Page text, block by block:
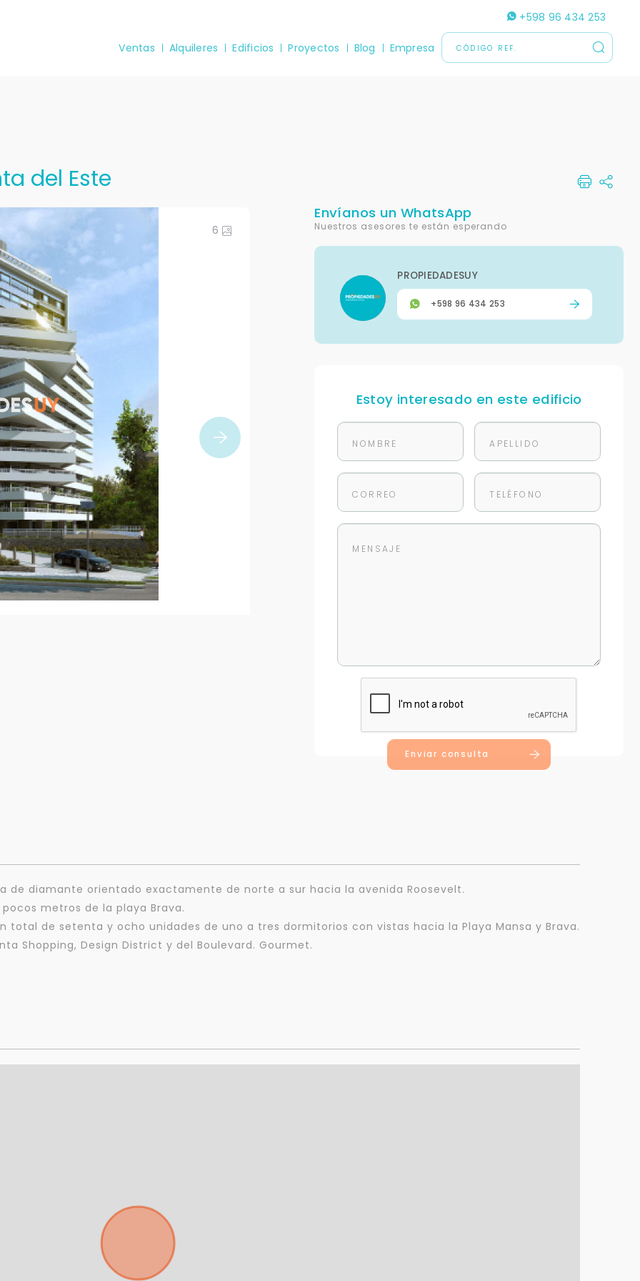
+598 96 434 253
Ventas Alquileres Edificios Proyectos Blog Empresa
del Este
6
Envíanos un WhatsApp
Nuestros asesores te están esperando
PROPIEDADESUY
+598 96 434 253
Estoy interesado en este edificio
Enviar consulta
de diamante orientado exactamente de norte a sur hacia la avenida Roosevelt.
metros de la playa Brava.
total de setenta y ocho unidades de uno a tres dormitorios con vistas hacia la Playa Mansa y Brava.
Shopping, Design District y del Boulevard. Gourmet.